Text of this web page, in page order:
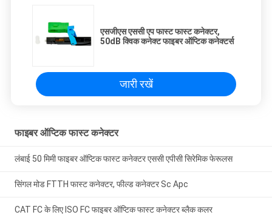
एसजीएस एससी एप फास्ट फास्ट कनेक्टर,
50dB क्विक कनेक्ट फाइबर ऑप्टिक कनेक्टर्स
जारी रखें
फाइबर ऑप्टिक फास्ट कनेक्टर
लंबाई 50 मिमी फाइबर ऑप्टिक फास्ट कनेक्टर एससी एपीसी सिरेमिक फेरूलस
सिंगल मोड FTTH फास्ट कनेक्टर, फील्ड कनेक्टर Sc Apc
CAT FC के लिए ISO FC फाइबर ऑप्टिक फास्ट कनेक्टर ब्लैक कलर